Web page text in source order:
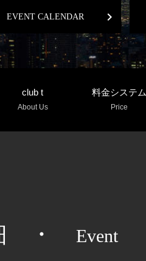
EVENT CALENDAR chevron_right
club t
About Us
料金システム
Price
・ Event